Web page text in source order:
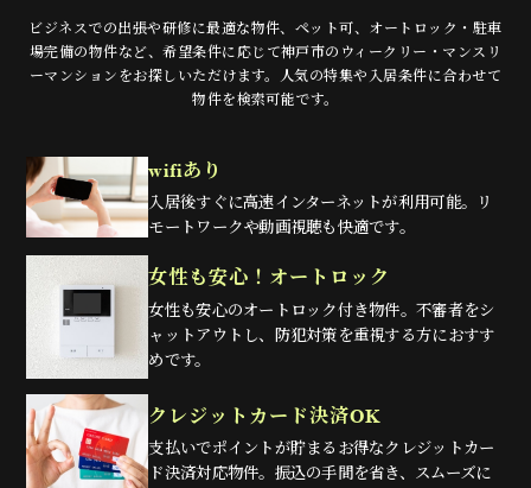
ビジネスでの出張や研修に最適な物件、ペット可、オートロック・駐車
場完備の物件など、希望条件に応じて神戸市のウィークリー・マンスリ
ーマンションをお探しいただけます。
人気の特集や入居条件に合わせて
物件を検索可能です。
wifiあり
入居後すぐに高速インターネットが利用可能。リ
モートワークや動画視聴も快適です。
女性も安心！オートロック
女性も安心のオートロック付き物件。不審者をシ
ャットアウトし、防犯対策を重視する方におすす
めです。
クレジットカード決済OK
支払いでポイントが貯まるお得なクレジットカー
ド決済対応物件。振込の手間を省き、スムーズに